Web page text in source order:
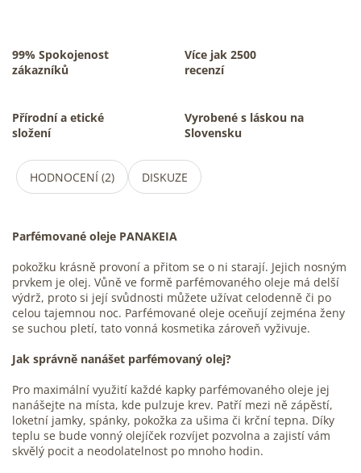
99% Spokojenost
zákazníků
Více jak 2500
recenzí
Přírodní a etické
složení
Vyrobené s láskou na
Slovensku
HODNOCENÍ (2) DISKUZE
Parfémované oleje PANAKEIA
pokožku krásně provoní a přitom se o ni starají. Jejich nosným
prvkem je olej. Vůně ve formě parfémovaného oleje má delší
výdrž, proto si její svůdnosti můžete užívat celodenně či po
celou tajemnou noc. Parfémované oleje oceňují zejména ženy
se suchou pletí, tato vonná kosmetika zároveň vyživuje.
Jak správně nanášet parfémovaný olej?
Pro maximální využití každé kapky parfémovaného oleje jej
nanášejte na místa, kde pulzuje krev. Patří mezi ně zápěstí,
loketní jamky, spánky, pokožka za ušima či krční tepna. Díky
teplu se bude vonný olejíček rozvíjet pozvolna a zajistí vám
skvělý pocit a neodolatelnost po mnoho hodin.